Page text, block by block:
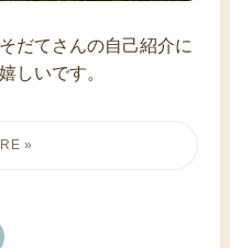
だてさんの自己紹介に
しいです。